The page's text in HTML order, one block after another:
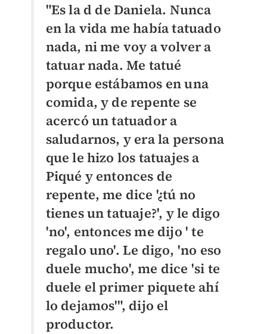
"Es la d de Daniela. Nunca
en la vida me había tatuado
nada, ni me voy a volver a
tatuar nada. Me tatué
porque estábamos en una
comida, y de repente se
acercó un tatuador a
saludarnos, y era la persona
que le hizo los tatuajes a
Piqué y entonces de
repente, me dice '¿tú no
tienes un tatuaje?', y le digo
'no', entonces me dijo ' te
regalo uno'. Le digo, 'no eso
duele mucho', me dice 'si te
duele el primer piquete ahí
lo dejamos'", dijo el
productor.